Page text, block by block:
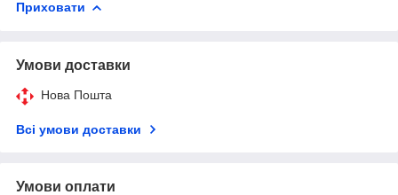
Приховати
Умови доставки
Нова Пошта
Всі умови доставки
Умови оплати